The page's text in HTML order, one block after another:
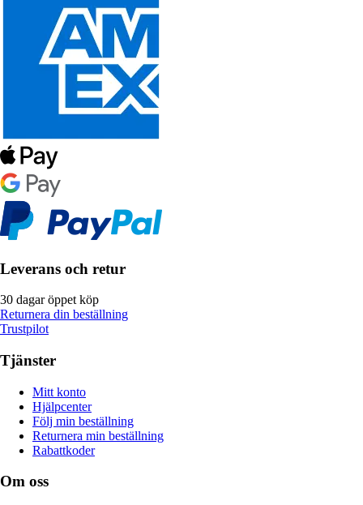
Leverans och retur
30 dagar öppet köp
Returnera din beställning
Trustpilot
Tjänster
Mitt konto
Hjälpcenter
Följ min beställning
Returnera min beställning
Rabattkoder
Om oss